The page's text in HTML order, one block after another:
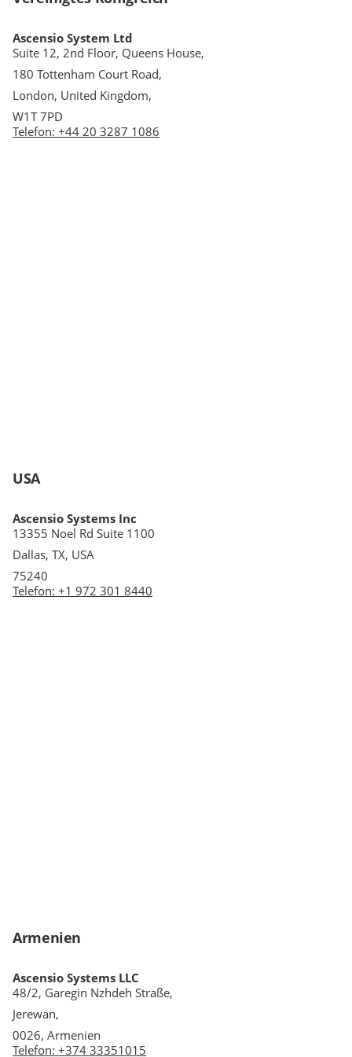
Ascensio System Ltd
Suite 12, 2nd Floor, Queens House,
180 Tottenham Court Road,
London, United Kingdom,
W1T 7PD
Telefon: +44 20 3287 1086
USA
Ascensio Systems Inc
13355 Noel Rd Suite 1100
Dallas, TX, USA
75240
Telefon: +1 972 301 8440
Armenien
Ascensio Systems LLC
48/2, Garegin Nzhdeh Straße,
Jerewan,
0026, Armenien
Telefon: +374 33351015